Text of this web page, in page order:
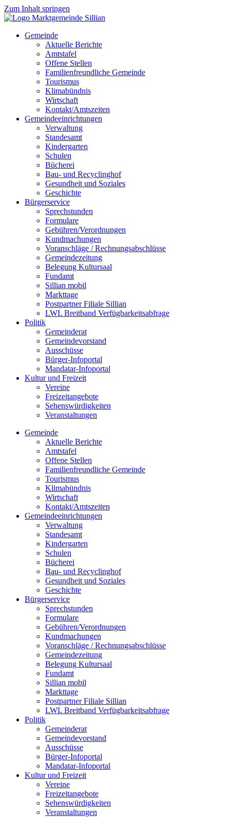
Zum Inhalt springen
Gemeinde
Aktuelle Berichte
Amtstafel
Offene Stellen
Familienfreundliche Gemeinde
Tourismus
Klimabündnis
Wirtschaft
Kontakt/Amtszeiten
Gemeindeeinrichtungen
Verwaltung
Standesamt
Kindergarten
Schulen
Bücherei
Bau- und Recyclinghof
Gesundheit und Soziales
Geschichte
Bürgerservice
Sprechstunden
Formulare
Gebühren/Verordnungen
Kundmachungen
Voranschläge / Rechnungsabschlüsse
Gemeindezeitung
Belegung Kultursaal
Fundamt
Sillian mobil
Markttage
Postpartner Filiale Sillian
LWL Breitband Verfügbarkeitsabfrage
Politik
Gemeinderat
Gemeindevorstand
Ausschüsse
Bürger-Infoportal
Mandatar-Infoportal
Kultur und Freizeit
Vereine
Freizeitangebote
Sehenswürdigkeiten
Veranstaltungen
Gemeinde
Aktuelle Berichte
Amtstafel
Offene Stellen
Familienfreundliche Gemeinde
Tourismus
Klimabündnis
Wirtschaft
Kontakt/Amtszeiten
Gemeindeeinrichtungen
Verwaltung
Standesamt
Kindergarten
Schulen
Bücherei
Bau- und Recyclinghof
Gesundheit und Soziales
Geschichte
Bürgerservice
Sprechstunden
Formulare
Gebühren/Verordnungen
Kundmachungen
Voranschläge / Rechnungsabschlüsse
Gemeindezeitung
Belegung Kultursaal
Fundamt
Sillian mobil
Markttage
Postpartner Filiale Sillian
LWL Breitband Verfügbarkeitsabfrage
Politik
Gemeinderat
Gemeindevorstand
Ausschüsse
Bürger-Infoportal
Mandatar-Infoportal
Kultur und Freizeit
Vereine
Freizeitangebote
Sehenswürdigkeiten
Veranstaltungen